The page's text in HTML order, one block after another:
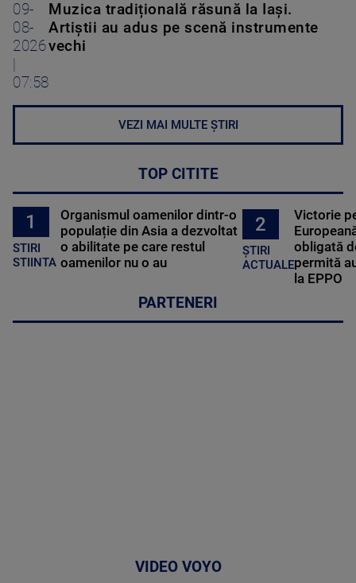
09-
08-
2026
07:58
Muzica tradițională răsună la Iași.
Artiștii au adus pe scenă instrumente
vechi
VEZI MAI MULTE ȘTIRI
TOP CITITE
1
STIRI
STIINTA
Organismul oamenilor dintr-o
populație din Asia a dezvoltat
o abilitate pe care restul
oamenilor nu o au
2
ȘTIRI
ACTUALE
Victorie
obligată
permită
la EPPO
PARTENERI
VIDEO VOYO